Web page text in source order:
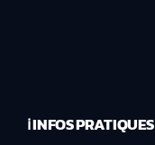
ℹ️ INFOS PRATIQUES